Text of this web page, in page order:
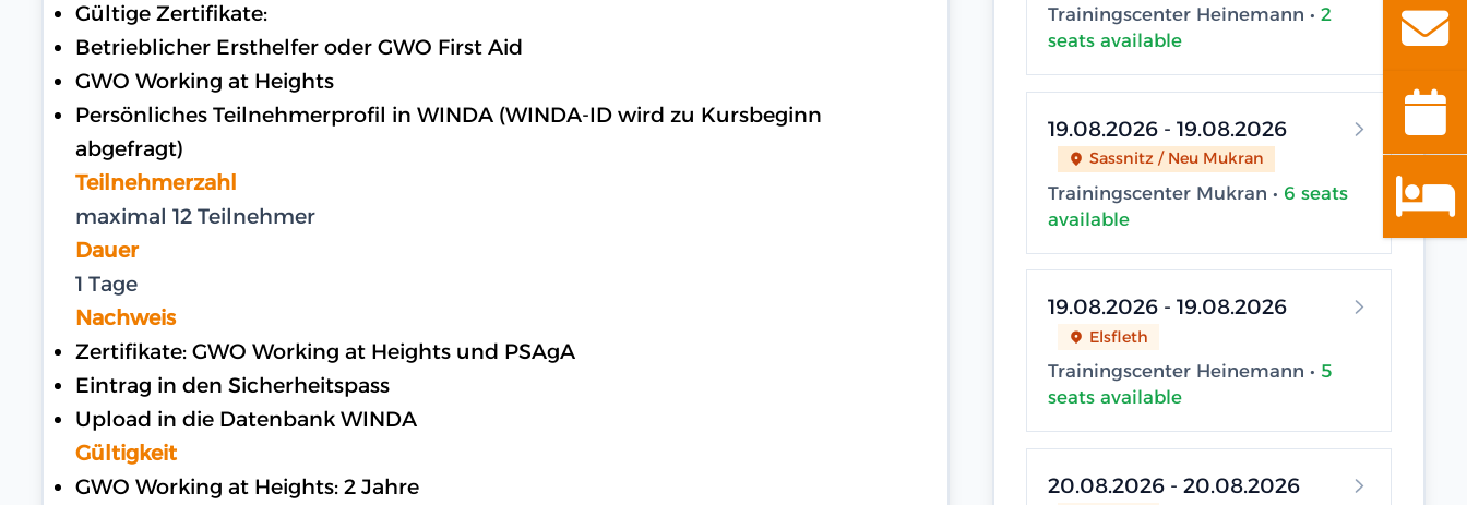
Gültige Zertifikate:
Betrieblicher Ersthelfer oder GWO First Aid
GWO Working at Heights
Persönliches Teilnehmerprofil in WINDA (WINDA-ID wird zu Kursbeginn
abgefragt)
Teilnehmerzahl
maximal 12 Teilnehmer
Dauer
1 Tage
Nachweis
Zertifikate: GWO Working at Heights und PSAgA
Eintrag in den Sicherheitspass
Upload in die Datenbank WINDA
Gültigkeit
GWO Working at Heights: 2 Jahre
Trainingscenter Heinemann • 2
seats available
19.08.2026 - 19.08.2026
Sassnitz / Neu Mukran
Trainingscenter Mukran • 6 seats
available
19.08.2026 - 19.08.2026
Elsfleth
Trainingscenter Heinemann • 5
seats available
20.08.2026 - 20.08.2026